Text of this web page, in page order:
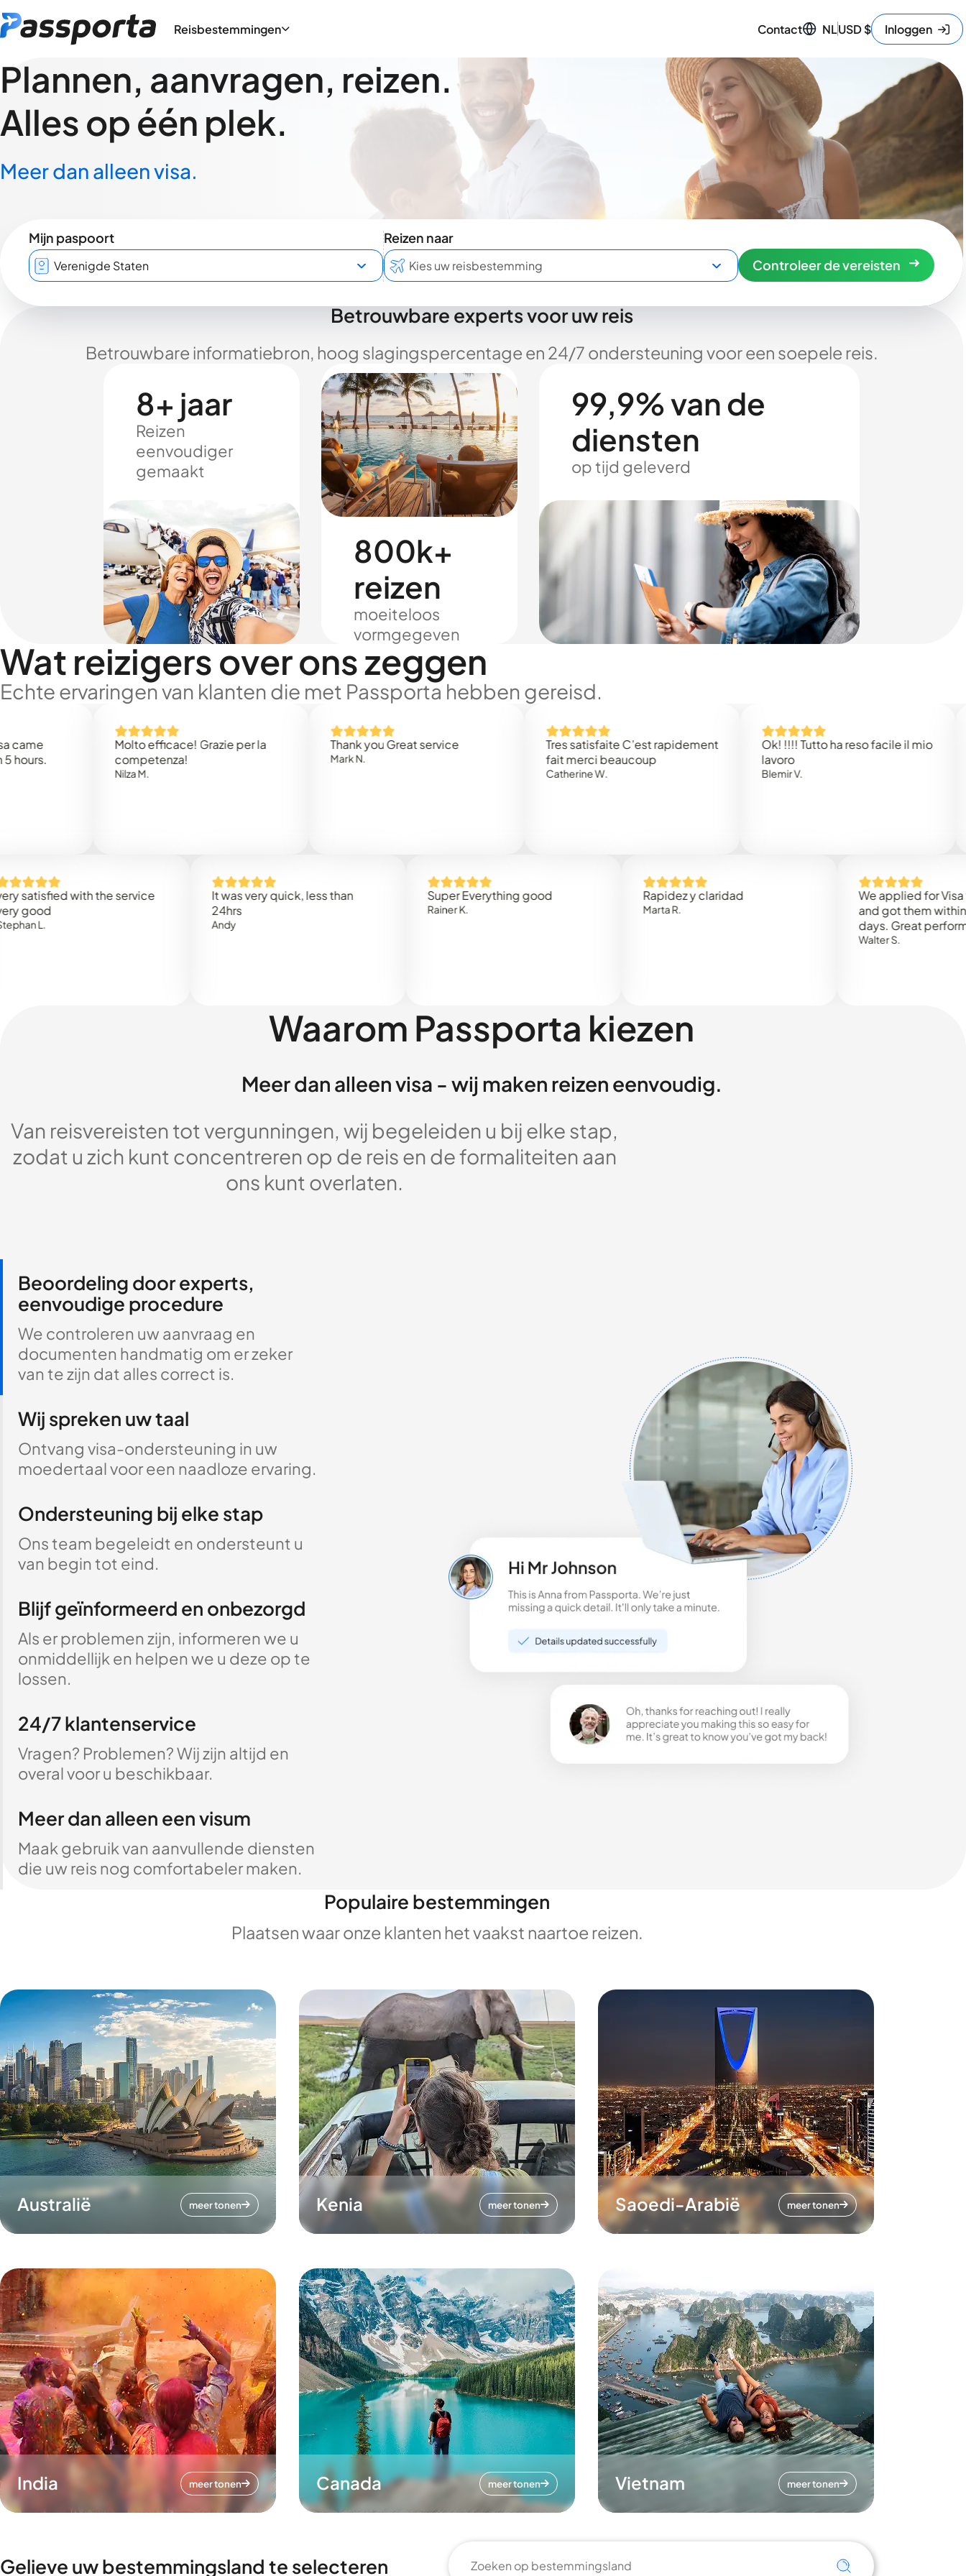
Reisbestemmingen Contact NLUSD$ Inloggen
Plannen, aanvragen, reizen.
Alles op één plek.
Meer dan alleen visa.
Mijn paspoort
Reizen naar
Controleer de vereisten
Betrouwbare experts voor uw reis
Betrouwbare informatiebron, hoog slagingspercentage en 24/7 ondersteuning voor een soepele reis.
8+ jaar
Reizen
eenvoudiger
gemaakt
800k+
reizen
moeiteloos
vormgegeven
99,9% van de
diensten
op tijd geleverd
Wat reizigers over ons zeggen
Echte ervaringen van klanten die met Passporta hebben gereisd.
Molto efficace! Grazie per la
competenza!
Thank you Great service
Tres satisfaite C’est rapidement
fait merci beaucoup
Catherine W.
Ok! !!!! Tutto ha reso facile il mio
Blemir V.
with the service
It was very quick, less than
Super Everything good
Rainer K.
Rapidez y claridad
We applied for Visa to
and got them within 3
days. Great performance!
Walter S.
Waarom Passporta kiezen
Meer dan alleen visa - wij maken reizen eenvoudig.
Van reisvereisten tot vergunningen, wij begeleiden u bij elke stap,
zodat u zich kunt concentreren op de reis en de formaliteiten aan
ons kunt overlaten.
Beoordeling door experts,
eenvoudige procedure
We controleren uw aanvraag en
documenten handmatig om er zeker
van te zijn dat alles correct is.
Wij spreken uw taal
Ontvang visa-ondersteuning in uw
moedertaal voor een naadloze ervaring.
Ondersteuning bij elke stap
Ons team begeleidt en ondersteunt u
van begin tot eind.
Blijf geïnformeerd en onbezorgd
Als er problemen zijn, informeren we u
onmiddellijk en helpen we u deze op te
lossen.
24/7 klantenservice
Vragen? Problemen? Wij zijn altijd en
overal voor u beschikbaar.
Meer dan alleen een visum
Maak gebruik van aanvullende diensten
die uw reis nog comfortabeler maken.
Populaire bestemmingen
Plaatsen waar onze klanten het vaakst naartoe reizen.
Australië meer tonen Kenia meer tonen Saoedi-Arabië meer tonen
India meer tonen Canada meer tonen Vietnam meer tonen
Gelieve uw bestemmingsland te selecteren